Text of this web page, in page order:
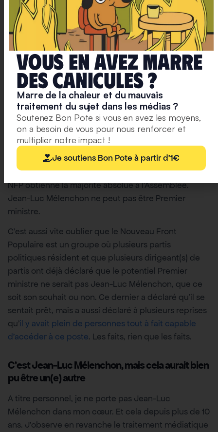
Avant toute chose, démystifions une fake news. Il est
impossible mathématiquement que LFI soit
majoritaire à l’Assemblée nationale. Il est revanche
mathématiquement possible que le Rassemblement
National (rejoint par les Républicains d’Eric Ciotti) ait
la majorité absolue à l’Assemblée nationale. Si une
personne hésite entre voter pour une ou un
candidat(e) LFI face au Rassemblement National, elle
prend le risquein fined’avoir le Rassemblement
National au pouvoir.
Notons également qu’à la suite du désistement de
plusieurs candidates et candidats NFP, il est
désormais mathématiquement impossible que le
NFP obtienne la majorité absolue à l’Assemblée.
Jean-Luc Mélenchon ne peut pas être Premier
ministre.
C’est aussi vite oublier que le Nouveau Front
Populaire est un groupe où plusieurs partis
politiques résident et que plusieurs dirigeant(s) de
partis ont déjà déclaré que le potentiel Premier
ministre ne serait pas Jean-Luc Mélenchon, que ce
soit son souhait ou non. Ce dernier a déclaré qu’il se
sentait prêt, mais a aussi déclaré à plusieurs reprises
qu’il y avait plein de personnes tout à fait capable
d’accéder à ce poste. Les faits, rien que les faits.
C’est Jean-Luc Mélenchon, mais cela aurait bien
pu être un(e) autre
A titre personnel, je ne porte pas Jean-Luc
Mélenchon dans mon cœur. Et cela depuis plus de 10
ans. J’observe en revanche le traitement médiatique
Vous en avez marre
deS caniculeS ?
Marre de la chaleur et du mauvais
traitement du sujet dans les médias ?
Soutenez Bon Pote si vous en avez les moyens,
on a besoin de vous pour nous renforcer et
multiplier notre impact !
Je soutiens Bon Pote à partir d'1€